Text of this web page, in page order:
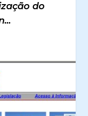
do